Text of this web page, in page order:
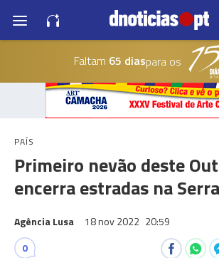
Faltam 65 diaspara os
PAÍS
Primeiro nevão deste
encerra estradas na
Agência Lusa 18 nov 2022 20:59
0